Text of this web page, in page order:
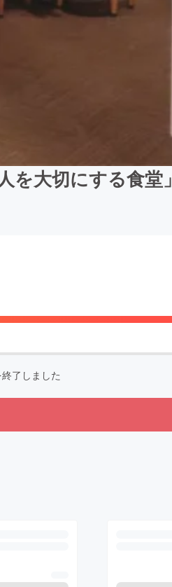
大切にする食堂」
了しました